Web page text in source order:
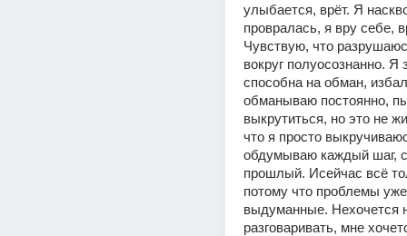
улыбается, врёт. Я
провралась, я вру себе,
Чувствую, что
вокруг полуосознанно. Я
способна на обман,
обманываю постоянно,
выкрутиться, но это не
что я просто
обдумываю каждый шаг,
прошлый. Исейчас всё
потому что проблемы
выдуманные. Нехочется
разговаривать, мне